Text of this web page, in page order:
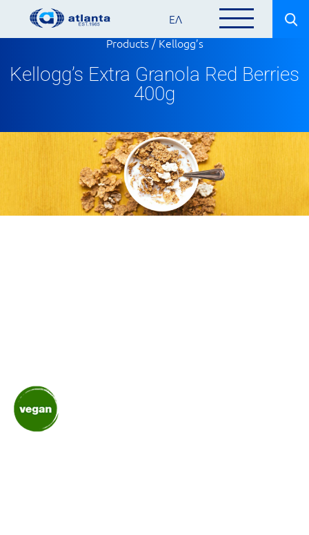
ΕΛ
Products/Kellogg’s
Kellogg’s Extra Granola Red Berries
400g